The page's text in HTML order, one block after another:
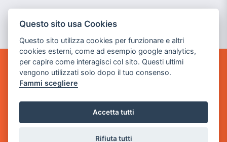
GAME WARP
BY POWER GAME SRL
Sede Legale
via Villaggio dei Platani, 3
- 25014 Castenedolo, Brescia
Questo sito usa Cookies
Questo sito utilizza cookies per funzionare e altri
cookies esterni, come ad esempio google analytics,
per capire come interagisci col sito. Questi ultimi
vengono utilizzati solo dopo il tuo consenso.
Fammi scegliere
Accetta tutti
Rifiuta tutti